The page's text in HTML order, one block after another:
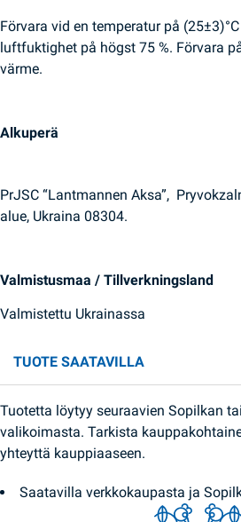
Förvara vid en temperatur på
luftfuktighet på högst 75 %. Förvara
värme.
Alkuperä
PrJSC “Lantmannen Aksa”,
alue, Ukraina 08304.
Valmistusmaa / Tillverkningsland
Valmistettu Ukrainassa
TUOTE SAATAVILLA
Tuotetta löytyy seuraavien Sopilkan
valikoimasta. Tarkista
yhteyttä kauppiaaseen.
Saatavilla verkkokaupasta ja